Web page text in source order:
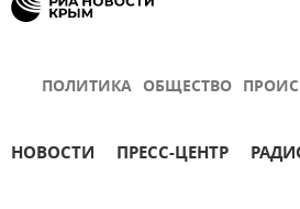
ПОЛИТИКА ОБЩЕСТВО
НОВОСТИ ПРЕСС-ЦЕНТР